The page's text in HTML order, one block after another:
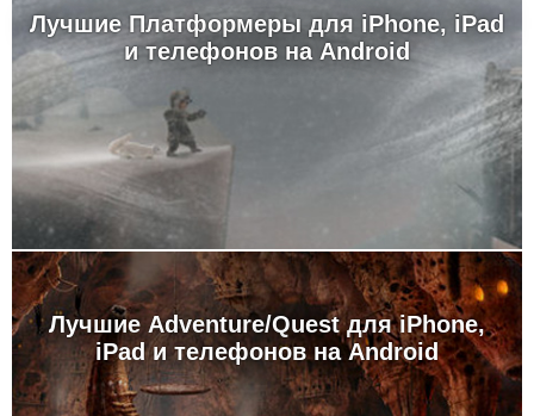
Лучшие Платформеры для iPhone, iPad
и телефонов на Android
Лучшие Adventure/Quest для iPhone,
iPad и телефонов на Android